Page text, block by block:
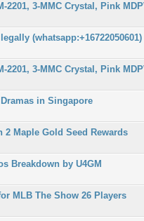
2201, 3-MMC Crystal, Pink
0/5 - 0 oy
12345
0/5 - 0 oy
12345
2201, 3-MMC Crystal, Pink
0/5 - 0 oy
12345
in Singapore
0/5 - 0 oy
12345
2 Maple Gold Seed Rewards
0/5 - 0 oy
1234 5
Breakdown by U4GM
0/5 - 0 oy
123 45
MLB The Show 26 Players
0/5 - 0 oy
12345